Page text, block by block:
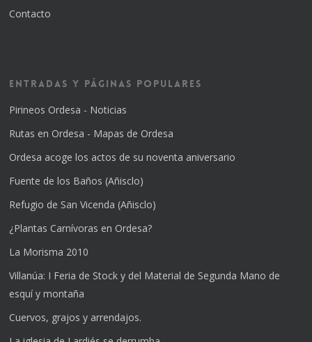
Contacto
Entradas y Páginas Populares
Pirineos Ordesa - Noticias
Rutas en Ordesa - Mapas de Ordesa
Ordesa acoge los actos de su noventa aniversario
Fuente de los Baños (Añisclo)
Refugio de San Vicenda (Añisclo)
¿Plantas Carnívoras en Ordesa?
La Morisma 2010
Villanúa: I Feria de Stock y del Material de Segunda Mano de
esquí y montaña
Cuervos, grajos y arrendajos.